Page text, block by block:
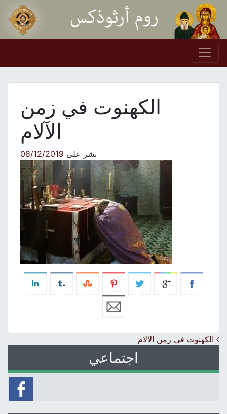
Skip to content
Main Navigation
الكهنوت في زمن
الآلام
نشر على08/12/2019
Post navigation
الكهنوت في زمن الآلام
اجتماعي